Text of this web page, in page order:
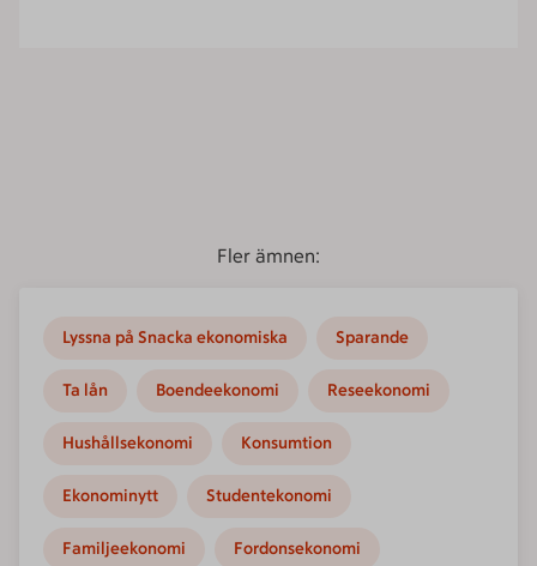
Fler ämnen:
Lyssna på Snacka ekonomiska Sparande
Ta lån Boendeekonomi Reseekonomi
Hushållsekonomi Konsumtion
Ekonominytt Studentekonomi
Familjeekonomi Fordonsekonomi